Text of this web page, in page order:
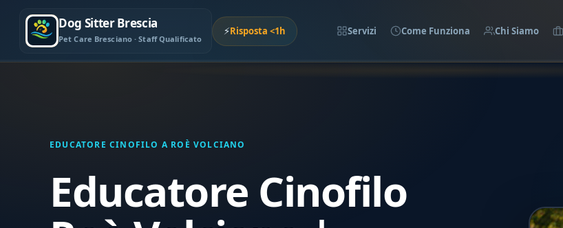
Dog Sitter Brescia
Pet Care Bresciano · Staff Qualificato
⚡Risposta <1h Servizi Come Funziona Chi Siamo
EDUCATORE CINOFILO A ROÈ VOLCIANO
Educatore Cinofilo